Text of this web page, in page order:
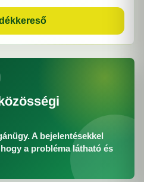
A bejelentésekkel
a probléma látható és